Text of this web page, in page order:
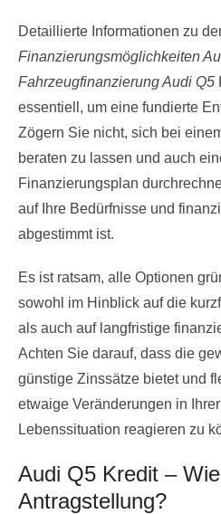
Detaillierte Informationen zu
Finanzierungsmöglichkeiten
Fahrzeugfinanzierung Audi Q5
essentiell, um eine fundierte
Zögern Sie nicht, sich bei
beraten zu lassen und auch
Finanzierungsplan
auf Ihre Bedürfnisse und
abgestimmt ist.
Es ist ratsam, alle Optionen
sowohl im Hinblick auf die
als auch auf langfristige
Achten Sie darauf, dass die
günstige Zinssätze bietet und
etwaige Veränderungen in
Lebenssituation reagieren zu
Audi Q5 Kredit –
Antragstellung?